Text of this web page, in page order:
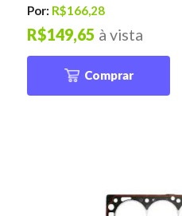
Por: R$166,28
à vista
R$149,65
Comprar